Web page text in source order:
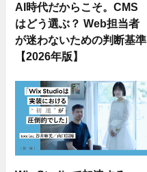
AI時代だからこそ。CMS
はどう選ぶ？ Web担当者
が迷わないための判断基準
【2026年版】